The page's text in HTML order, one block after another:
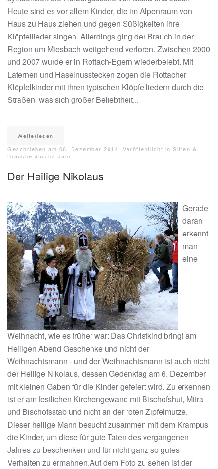
Heute sind es vor allem Kinder, die im Alpenraum von
Haus zu Haus ziehen und gegen Süßigkeiten ihre
Klöpfellieder singen. Allerdings ging der Brauch in der
Region um Miesbach weitgehend verloren. Zwischen 2000
und 2007 wurde er in Rottach-Egern wiederbelebt. Mit
Laternen und Haselnusstecken zogen die Rottacher
Klöpfelkinder mit ihren typischen Klöpfelliedern durch die
Straßen, was sich großer Beliebtheit...
Weiterlesen
Geschrieben am 06. Dezember 2014 . Veröffentlicht in Sitten &
Bräuche durchs Jahr
Der Heilige Nikolaus
Gerade
daran
erkennt
man
eine
Weihnacht, wie es früher war: Das Christkind bringt am
Heiligen Abend Geschenke und nicht der
Weihnachtsmann - und der Weihnachtsmann ist auch nicht
der Heilige Nikolaus, dessen Gedenktag am 6. Dezember
mit kleinen Gaben für die Kinder gefeiert wird. Zu erkennen
ist er am festlichen Kirchengewand mit Bischofshut, Mitra
und Bischofsstab und nicht an der roten Zipfelmütze.
Dieser heilige Mann besucht zusammen mit dem Krampus
die Kinder, um diese für gute Taten des vergangenen
Jahres zu beschenken und für nicht ganz so gutes
Verhalten zu ermahnen.Auf dem Foto zu sehen ist der